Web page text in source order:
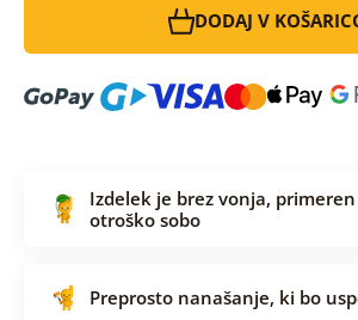
DODAJ V
Izdelek je brez vonja,
otroško sobo
Preprosto nanašanje, ki bo